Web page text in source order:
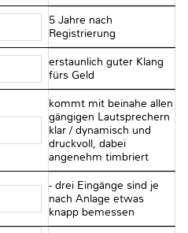
5 Jahre nach
Registrierung
erstaunlich guter Klang
fürs Geld
kommt mit beinahe allen
gängigen Lautsprechern
klar / dynamisch und
druckvoll, dabei
angenehm timbriert
- drei Eingänge sind je
nach Anlage etwas
knapp bemessen